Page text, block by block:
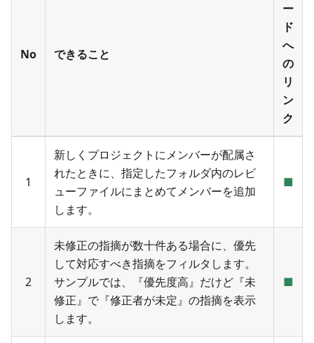
No できること
ー
ド
へ
の
リ
ン
ク
1
新しくプロジェクトにメンバーが配属さ
れたときに、指定したフォルダ内のレビ
ューファイルにまとめてメンバーを追加
します。
■
2
未修正の指摘が数十件ある場合に、優先
して対応すべき指摘をフィルタします。
サンプルでは、『優先度高』だけど『未
修正』で『修正者が未定』の指摘を表示
します。
■